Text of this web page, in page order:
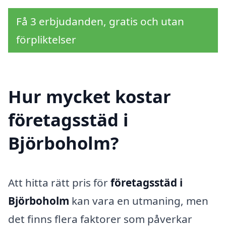
Få 3 erbjudanden, gratis och utan
förpliktelser
Hur mycket kostar
företagsstäd i
Björboholm?
Att hitta rätt pris förföretagsstäd i
Björboholm kan vara en utmaning, men
det finns flera faktorer som påverkar